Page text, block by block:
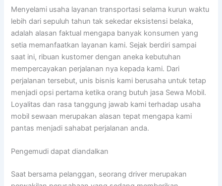
Menyelami usaha layanan transportasi selama kurun waktu
lebih dari sepuluh tahun tak sekedar eksistensi belaka,
adalah alasan faktual mengapa banyak konsumen yang
setia memanfaatkan layanan kami. Sejak berdiri sampai
saat ini, ribuan kustomer dengan aneka kebutuhan
mempercayakan perjalanan nya kepada kami. Dari
perjalanan tersebut, unis bisnis kami berusaha untuk tetap
menjadi opsi pertama ketika orang butuh jasa Sewa Mobil.
Loyalitas dan rasa tanggung jawab kami terhadap usaha
mobil sewaan merupakan alasan tepat mengapa kami
pantas menjadi sahabat perjalanan anda.
Pengemudi dapat diandalkan
Saat bersama pelanggan, seorang driver merupakan